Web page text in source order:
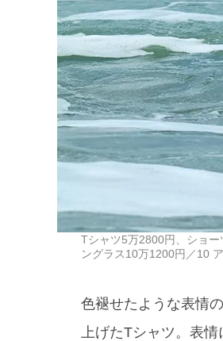
Tシャツ5万2800円、ショ
ングラス10万1200円／10
色褪せたような表情
上げたTシャツ。表